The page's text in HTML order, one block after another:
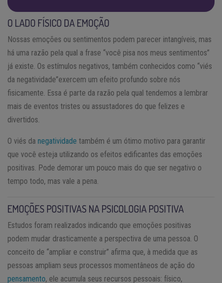
O LADO FÍSICO DA EMOÇÃO
Nossas emoções ou sentimentos podem parecer intangíveis, mas
há uma razão pela qual a frase “você pisa nos meus sentimentos”
já existe. Os estímulos negativos, também conhecidos como “viés
da negatividade”exercem um efeito profundo sobre nós
fisicamente. Essa é parte da razão pela qual tendemos a lembrar
mais de eventos tristes ou assustadores do que felizes e
divertidos.
O viés da negatividade também é um ótimo motivo para garantir
que você esteja utilizando os efeitos edificantes das emoções
positivas. Pode demorar um pouco mais do que ser negativo o
tempo todo, mas vale a pena.
EMOÇÕES POSITIVAS NA PSICOLOGIA POSITIVA
Estudos foram realizados indicando que emoções positivas
podem mudar drasticamente a perspectiva de uma pessoa. O
conceito de “ampliar e construir” afirma que, à medida que as
pessoas ampliam seus processos momentâneos de ação do
pensamento, ele acumula seus recursos pessoais: físico,